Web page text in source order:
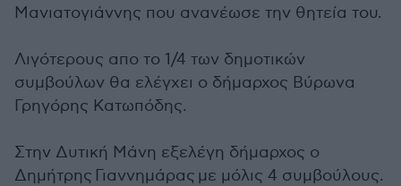
Μανιατογιάννης που ανανέωσε την θητεία του.
Λιγότερους απο το 1/4 των δημοτικών
συμβούλων θα ελέγχει ο δήμαρχος Βύρωνα
Γρηγόρης Κατωπόδης.
Στην Δυτική Μάνη εξελέγη δήμαρχος ο
Δημήτρης Γιαννημάρας με μόλις 4 συμβούλους.